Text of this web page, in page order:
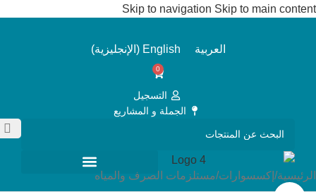
Skip to navigation Skip to main content
العربية English
( الإنجليزية)
0
التسجيل
الجملة و المشاريع
الرئيسية/ إكسسوارات/مستلزمات الصرف والمياه